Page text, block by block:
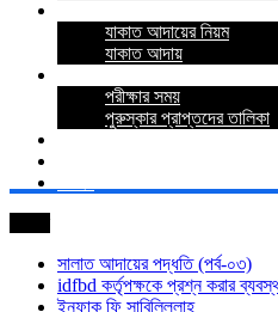
যাকাত আদায়ের নিয়ম
যাকাত আদায়
পরীক্ষার সময়
পুরুস্কার প্রাপ্তদের তালিকা
সালাত আদায়ের পদ্ধতি (পর্ব-০৩)
idfbd কর্তৃপক্ষকে প্রশ্ন করার
ইনফাক ফি সাবিলিল্লাহ